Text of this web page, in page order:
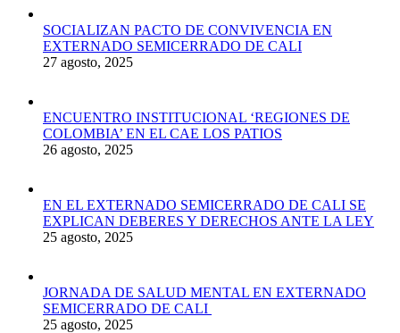
SOCIALIZAN PACTO DE CONVIVENCIA EN
EXTERNADO SEMICERRADO DE CALI
27 agosto, 2025
ENCUENTRO INSTITUCIONAL ‘REGIONES DE
COLOMBIA’ EN EL CAE LOS PATIOS
26 agosto, 2025
EN EL EXTERNADO SEMICERRADO DE CALI SE
EXPLICAN DEBERES Y DERECHOS ANTE LA LEY
25 agosto, 2025
JORNADA DE SALUD MENTAL EN EXTERNADO
SEMICERRADO DE CALI
25 agosto, 2025